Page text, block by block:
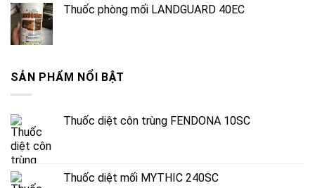
Thuốc phòng mối LANDGUARD 40EC
SẢN PHẨM NỔI BẬT
Thuốc diệt côn trùng FENDONA 10SC
Thuốc diệt mối MYTHIC 240SC